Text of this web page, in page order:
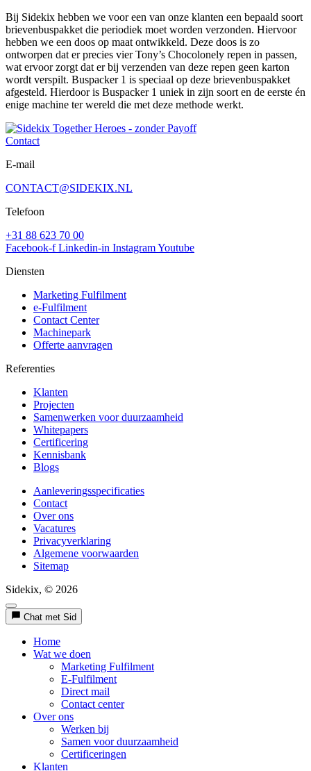
Bij Sidekix hebben we voor een van onze klanten een bepaald soort
brievenbuspakket die periodiek moet worden verzonden. Hiervoor
hebben we een doos op maat ontwikkeld. Deze doos is zo
ontworpen dat er precies vier Tony’s Chocolonely repen in passen,
wat ervoor zorgt dat er bij verzenden van deze repen geen karton
wordt verspilt. Buspacker 1 is speciaal op deze brievenbuspakket
afgesteld. Hierdoor is Buspacker 1 uniek in zijn soort en de eerste én
enige machine ter wereld die met deze methode werkt.
Contact
E-mail
CONTACT@SIDEKIX.NL
Telefoon
+31 88 623 70 00
Facebook-f Linkedin-in InstagramYoutube
Diensten
Marketing Fulfilment
e-Fulfilment
Contact Center
Machinepark
Offerte aanvragen
Referenties
Klanten
Projecten
Samenwerken voor duurzaamheid
Whitepapers
Certificering
Kennisbank
Blogs
Aanleveringsspecificaties
Contact
Over ons
Vacatures
Privacyverklaring
Algemene voorwaarden
Sitemap
Sidekix, © 2026
Chat met Sid
Home
Wat we doen
Marketing Fulfilment
E-Fulfilment
Direct mail
Contact center
Over ons
Werken bij
Samen voor duurzaamheid
Certificeringen
Klanten